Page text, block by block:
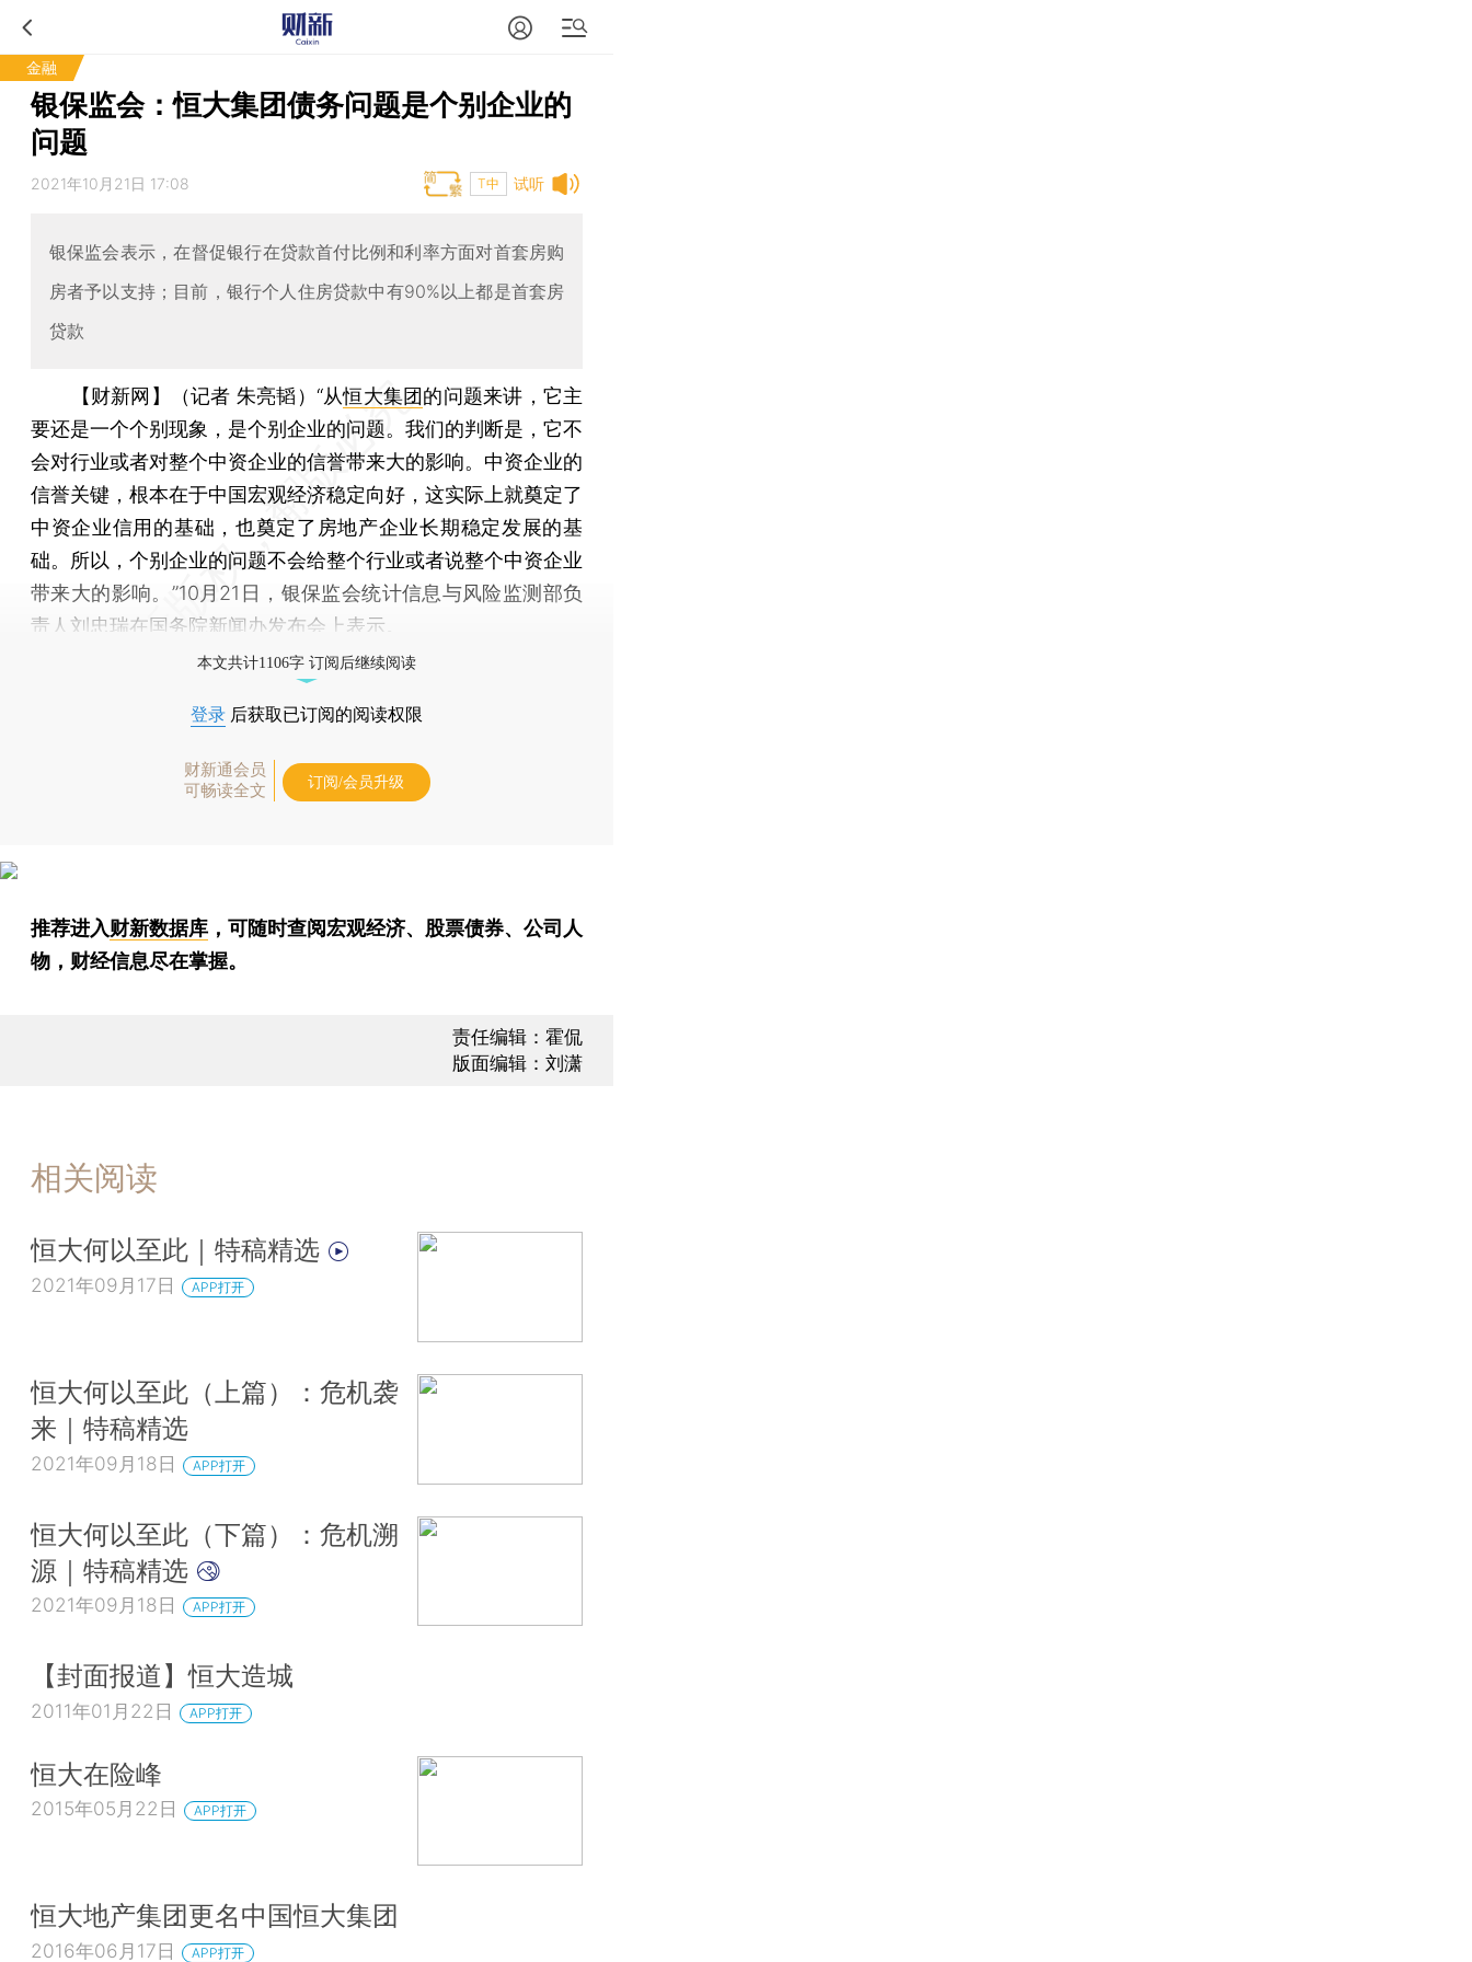
金融
银保监会：恒大集团债务问题是个别企业的
问题
试听
2021年10月21日 17:08 T中
银保监会表示，在督促银行在贷款首付比例和利率方面对首套房购
房者予以支持；目前，银行个人住房贷款中有90%以上都是首套房
贷款
【财新网】（记者 朱亮韬） “从恒大集团的问题来讲，它主
要还是一个个别现象，是个别企业的问题。我们的判断是，它不
会对行业或者对整个中资企业的信誉带来大的影响。中资企业的
信誉关键，根本在于中国宏观经济稳定向好，这实际上就奠定了
中资企业信用的基础，也奠定了房地产企业长期稳定发展的基
础。所以，个别企业的问题不会给整个行业或者说整个中资企业
带来大的影响。”10月21日，银保监会统计信息与风险监测部负
责人刘忠瑞在国务院新闻办发布会上表示。
本文共计1106字 订阅后继续阅读
登录 后获取已订阅的阅读权限
财新通会员
可畅读全文
订阅/会员升级
推荐进入财新数据库 ，可随时查阅宏观经济、股票债券、公司人
物，财经信息尽在掌握。
责任编辑：霍侃
版面编辑：刘潇
相关阅读
恒大何以至此｜特稿精选
2021年09月17日 APP打开
恒大何以至此（上篇）：危机袭
来｜特稿精选
2021年09月18日 APP打开
恒大何以至此（下篇）：危机溯
源｜特稿精选
2021年09月18日 APP打开
【封面报道】恒大造城
2011年01月22日 APP打开
恒大在险峰
2015年05月22日 APP打开
恒大地产集团更名中国恒大集团
2016年06月17日 APP打开